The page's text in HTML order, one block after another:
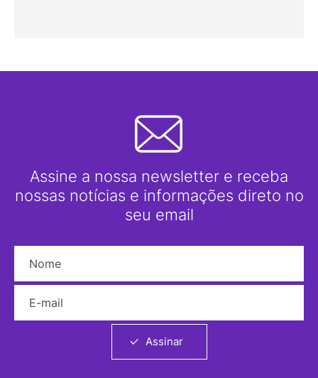
Assine a nossa newsletter e receba
nossas notícias e informações direto no
seu email
Assinar